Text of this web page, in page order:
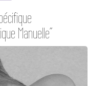
Manuelle"